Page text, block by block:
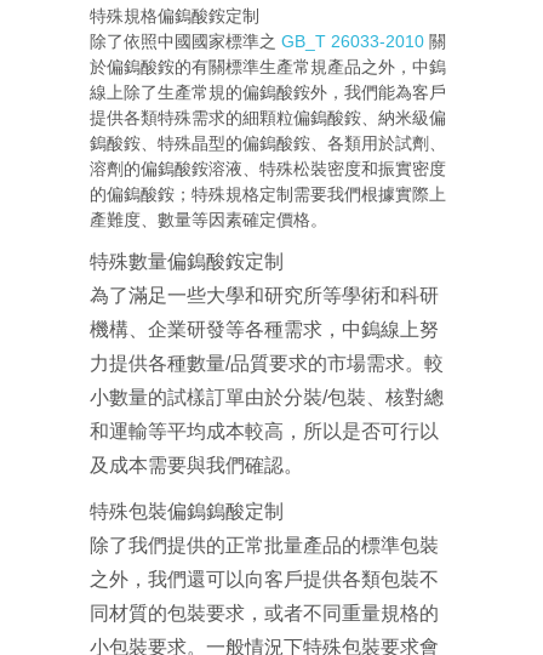
特殊規格偏鎢酸銨定制
除了依照中國國家標準之 GB_T 26033-2010 關
於偏鎢酸銨的有關標準生產常規產品之外，中鎢
線上除了生產常規的偏鎢酸銨外，我們能為客戶
提供各類特殊需求的細顆粒偏鎢酸銨、納米級偏
鎢酸銨、特殊晶型的偏鎢酸銨、各類用於試劑、
溶劑的偏鎢酸銨溶液、特殊松裝密度和振實密度
的偏鎢酸銨；特殊規格定制需要我們根據實際上
產難度、數量等因素確定價格。
特殊數量偏鎢酸銨定制
為了滿足一些大學和研究所等學術和科研
機構、企業研發等各種需求，中鎢線上努
力提供各種數量/品質要求的市場需求。較
小數量的試樣訂單由於分裝/包裝、核對總
和運輸等平均成本較高，所以是否可行以
及成本需要與我們確認。
特殊包裝偏鎢鎢酸定制
除了我們提供的正常批量產品的標準包裝
之外，我們還可以向客戶提供各類包裝不
同材質的包裝要求，或者不同重量規格的
小包裝要求。一般情況下特殊包裝要求會